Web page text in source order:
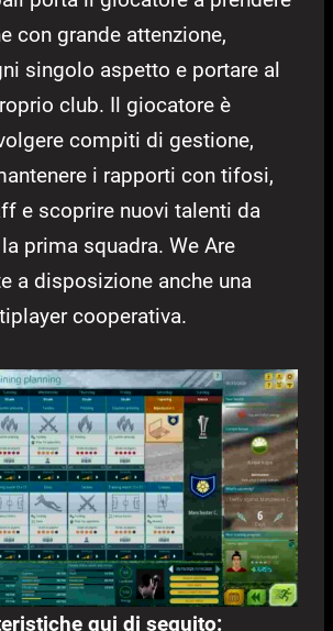
con grande attenzione,
singolo aspetto e portare al
club. Il giocatore è
compiti di gestione,
i rapporti con tifosi,
e scoprire nuovi talenti da
prima squadra. We Are
a disposizione anche una
cooperativa.
qui di seguito: